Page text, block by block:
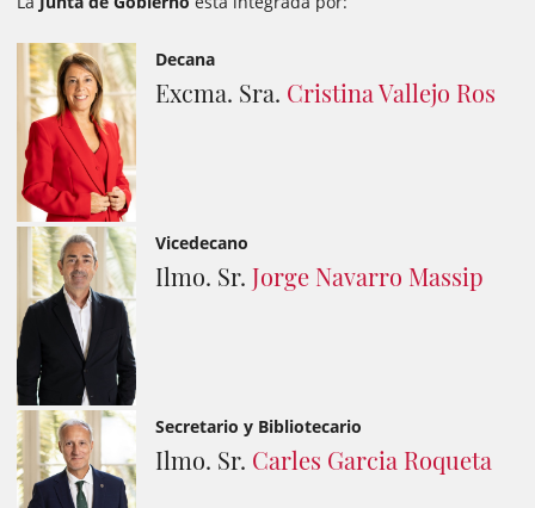
Decana
Excma. Sra. Cristina Vallejo Ros
Vicedecano
Ilmo. Sr. Jorge Navarro Massip
Secretario y Bibliotecario
Ilmo. Sr. Carles Garcia Roqueta